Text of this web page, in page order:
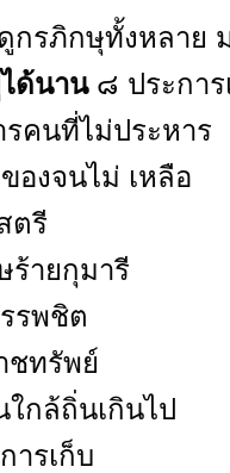
ษุทั้งหลาย มห
ได้นาน๘ ประการ
คนที่ไม่ประหาร
องจนไม่ เหลือ
ตรี
ายกุมารี
รพชิต
ทรัพย์
กล้ถิ่นเกินไป
รเก็บ